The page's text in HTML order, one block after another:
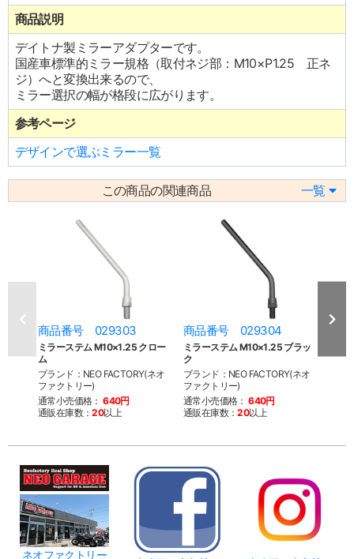
商品説明
デイトナ製ミラーアダプターです。
国産車標準的ミラー規格（取付ネジ部：M10×P1.25 正ネ
ジ）へと変換出来るので、
ミラー選択の幅が格段に広がります。
参考ページ
デザインで選ぶミラー一覧
この商品の関連商品 一覧
商品番号 029303
ミラーステム M10×1.25 クロー
ム
ブランド：NEO FACTORY(ネオ
ファクトリー)
通常小売価格： 640円
通販在庫数：20以上
商品番号 029304
ミラーステム M10×1.25 ブラッ
ク
ブランド：NEO FACTORY(ネオ
ファクトリー)
通常小売価格： 640円
通販在庫数：20以上
ロー
ネオファクトリー